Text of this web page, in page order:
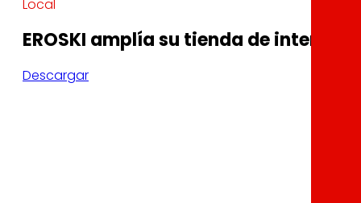
Local
EROSKI amplía su tienda de internet
Descargar